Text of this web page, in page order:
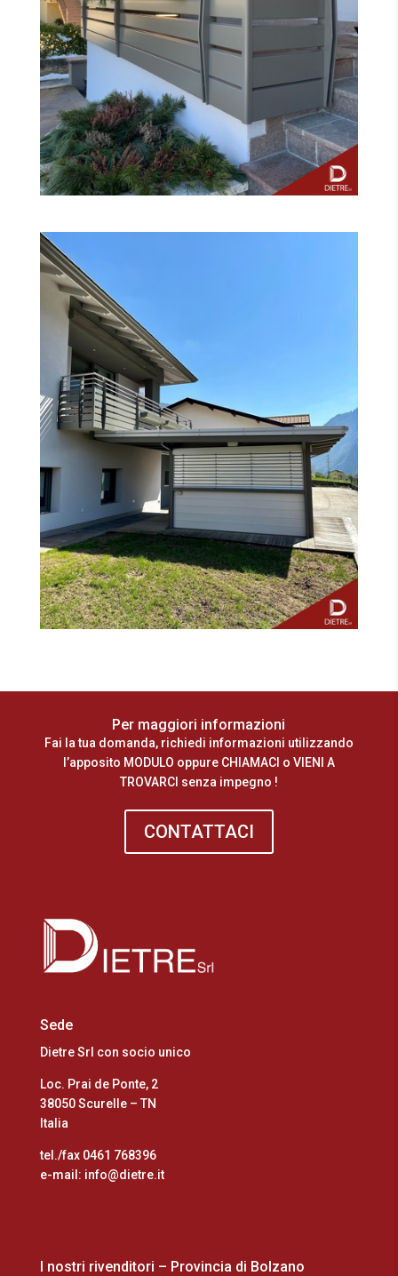
Per maggiori informazioni
Fai la tua domanda, richiedi informazioni utilizzando
l’apposito MODULO oppure CHIAMACI o VIENI A
TROVARCI senza impegno !
CONTATTACI
Sede
Dietre Srl con socio unico
Loc. Prai de Ponte, 2
38050 Scurelle – TN
Italia
tel./fax 0461 768396
e-mail: info@dietre.it
I nostri rivenditori – Provincia di Bolzano